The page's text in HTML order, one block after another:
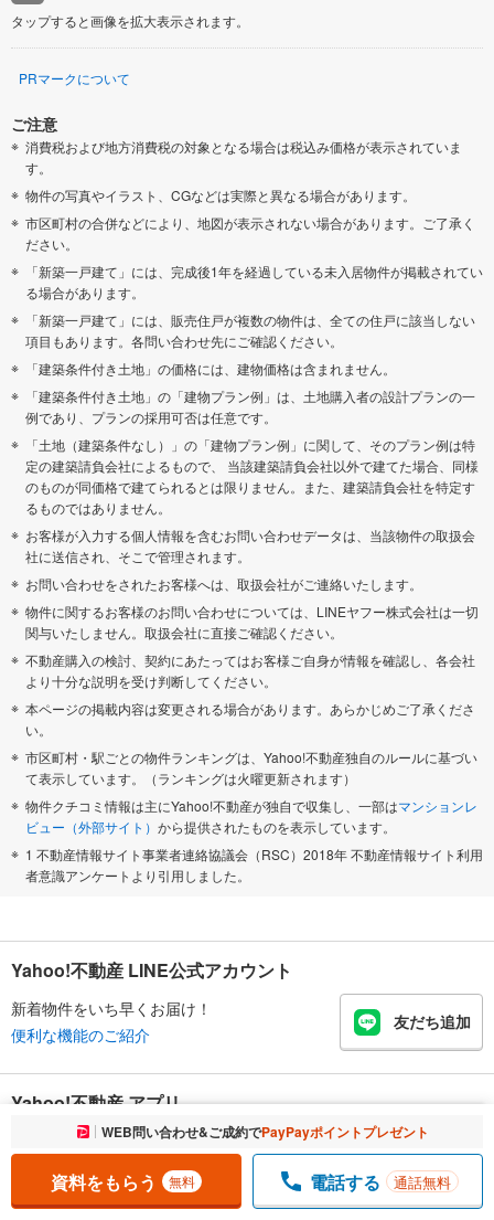
タップすると画像を拡大表示されます。
PRマークについて
ご注意
消費税および地方消費税の対象となる場合は税込み価格が表示されていま
す。
物件の写真やイラスト、CGなどは実際と異なる場合があります。
市区町村の合併などにより、地図が表示されない場合があります。ご了承く
ださい。
「新築一戸建て」には、完成後1年を経過している未入居物件が掲載されてい
る場合があります。
「新築一戸建て」には、販売住戸が複数の物件は、全ての住戸に該当しない
項目もあります。各問い合わせ先にご確認ください。
「建築条件付き土地」の価格には、建物価格は含まれません。
「建築条件付き土地」の「建物プラン例」は、土地購入者の設計プランの一
例であり、プランの採用可否は任意です。
「土地（建築条件なし）」の「建物プラン例」に関して、そのプラン例は特
定の建築請負会社によるもので、 当該建築請負会社以外で建てた場合、同様
のものが同価格で建てられるとは限りません。また、建築請負会社を特定す
るものではありません。
お客様が入力する個人情報を含むお問い合わせデータは、当該物件の取扱会
社に送信され、そこで管理されます。
お問い合わせをされたお客様へは、取扱会社がご連絡いたします。
物件に関するお客様のお問い合わせについては、LINEヤフー株式会社は一切
関与いたしません。取扱会社に直接ご確認ください。
不動産購入の検討、契約にあたってはお客様ご自身が情報を確認し、各会社
より十分な説明を受け判断してください。
本ページの掲載内容は変更される場合があります。あらかじめご了承くださ
い。
市区町村・駅ごとの物件ランキングは、Yahoo!不動産独自のルールに基づい
て表示しています。（ランキングは火曜更新されます）
物件クチコミ情報は主にYahoo!不動産が独自で収集し、一部はマンションレ
ビュー（外部サイト） から提供されたものを表示しています。
1 不動産情報サイト事業者連絡協議会（RSC）2018年 不動産情報サイト利用
者意識アンケートより引用しました。
お気に入りに追加しました。 一覧を開く
WEB問い合わせ&ご成約でPayPayポイントプレゼント
資料をもらう 無料 電話する 通話無料
Yahoo!不動産 LINE公式アカウント
新着物件をいち早くお届け！
便利な機能のご紹介
友だち追加
Yahoo!不動産 アプリ
地図でサクッと物件探し